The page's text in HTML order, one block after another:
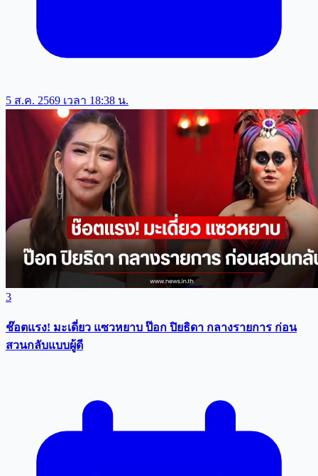
5 ส.ค. 2569 เวลา 18:38 น.
3
ช๊อตแรง! มะเดี่ยว แซวหยาบ ป๊อก ปิยธิดา กลางรายการ ก่อน
สวนกลับแบบผู้ดี